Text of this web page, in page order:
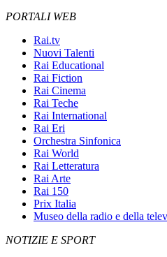
PORTALI WEB
Rai.tv
Nuovi Talenti
Rai Educational
Rai Fiction
Rai Cinema
Rai Teche
Rai International
Rai Eri
Orchestra Sinfonica
Rai World
Rai Letteratura
Rai Arte
Rai 150
Prix Italia
Museo della radio e della
NOTIZIE E SPORT